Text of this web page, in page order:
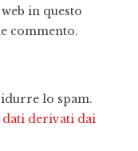
in questo
commento.
lo spam.
derivati dai